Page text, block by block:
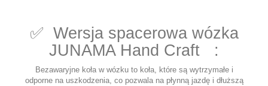
✅ Wersja spacerowa wózka
JUNAMA Hand Craft :
Bezawaryjne koła w wózku to koła, które są wytrzymałe i
odporne na uszkodzenia, co pozwala na płynną jazdę i dłuższą